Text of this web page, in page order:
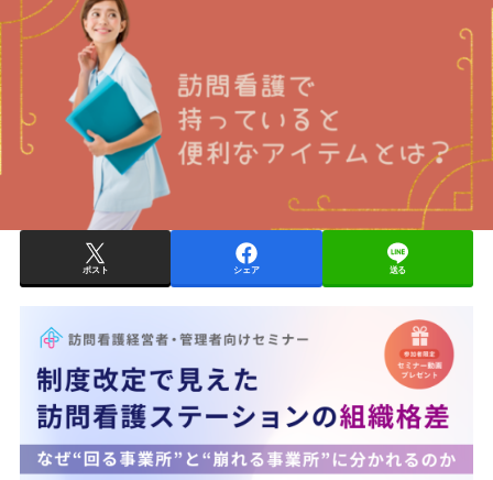
ポスト シェア 送る